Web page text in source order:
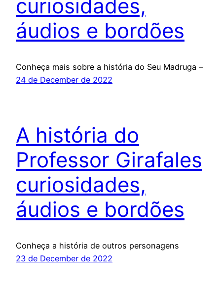
curiosidades,
áudios e bordões
Conheça mais sobre a história do Seu Madruga –
24 de December de 2022
A história do
Professor Girafales
curiosidades,
áudios e bordões
Conheça a história de outros personagens
23 de December de 2022